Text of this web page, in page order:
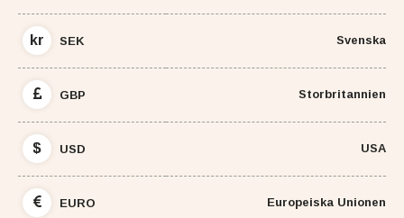
kr SEK Svenska
GBP Storbritannien
$ USD USA
EURO Europeiska Unionen